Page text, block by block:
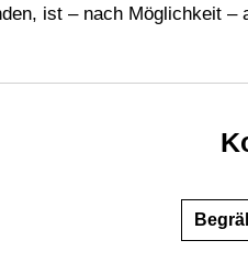
ist – nach Möglichkeit –